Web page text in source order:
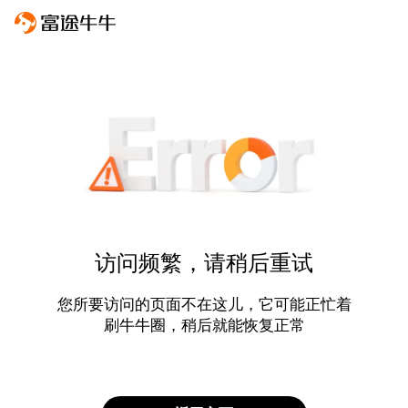
访问频繁，请稍后重试
您所要访问的页面不在这儿，它可能正忙着
刷牛牛圈，稍后就能恢复正常